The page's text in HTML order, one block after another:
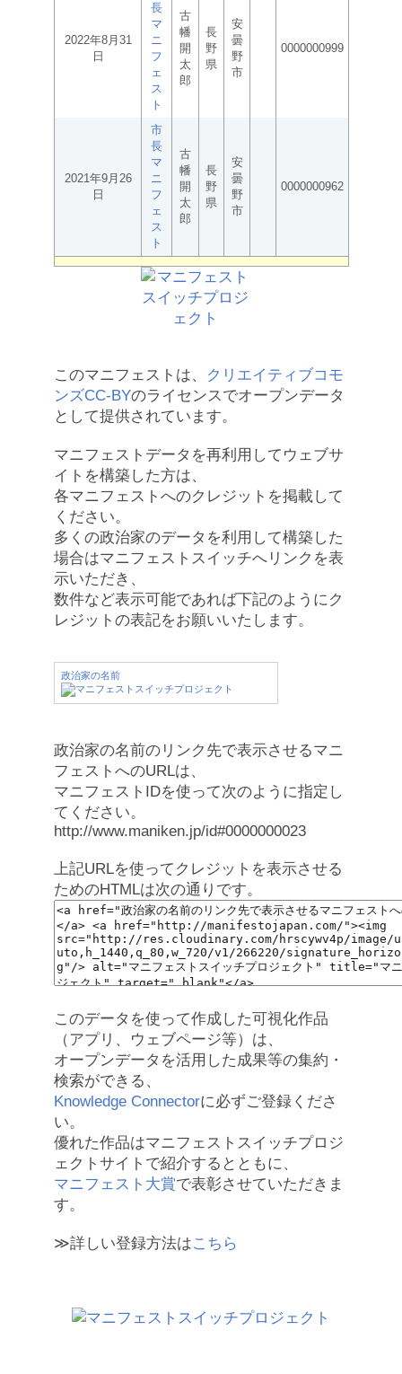
2022年8月31
日
長
マ
ニ
フ
ェ
ス
ト
古
幡
開
太
郎
長
野
県
安
曇
野
市
0000000999
2021年9月26
日
市
長
マ
ニ
フ
ェ
ス
ト
古
幡
開
太
郎
長
野
県
安
曇
野
市
0000000962
このマニフェストは、
クリエイティブコモ
ンズCC-BYのライセンスでオープンデータ
として提供されています。
マニフェストデータを再利用してウェブサ
イトを構築した方は、
各マニフェストへのクレジットを掲載して
ください。
多くの政治家のデータを利用して構築した
場合はマニフェストスイッチへリンクを表
示いただき、
数件など表示可能であれば下記のようにク
レジットの表記をお願いいたします。
政治家の名前
政治家の名前のリンク先で表示させるマニ
フェストへのURLは、
マニフェストIDを使って次のように指定し
てください。
http://www.maniken.jp/id#0000000023
上記URLを使ってクレジットを表示させる
ためのHTMLは次の通りです。
このデータを使って作成した可視化作品
（アプリ、ウェブページ等）は、
オープンデータを活用した成果等の集約・
検索ができる、
Knowledge Connectorに必ずご登録くださ
い。
優れた作品はマニフェストスイッチプロジ
ェクトサイトで紹介するとともに、
マニフェスト大賞で表彰させていただきま
す。
≫詳しい登録方法はこちら